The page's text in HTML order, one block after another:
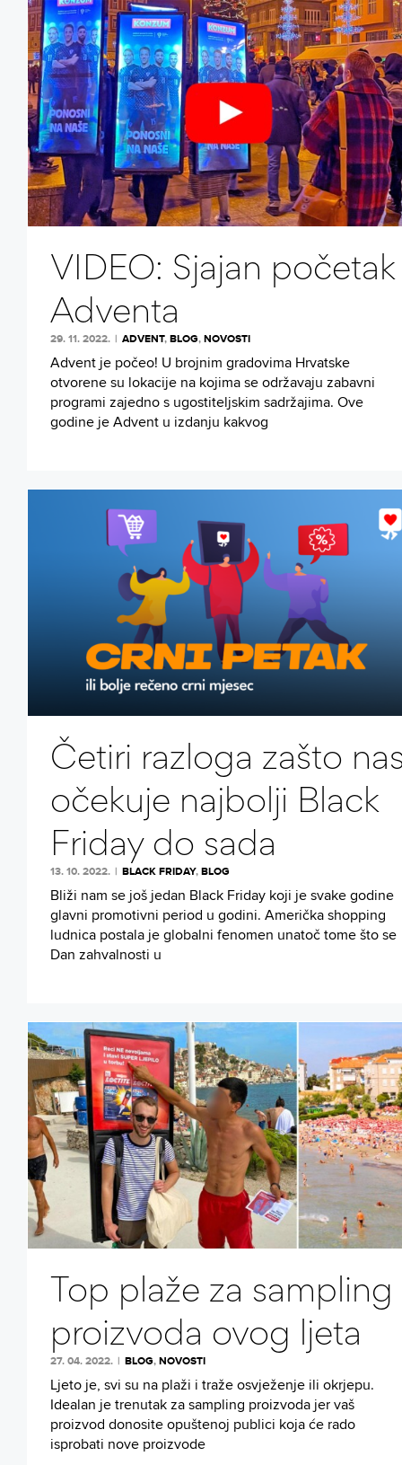
VIDEO: Sjajan početak
Adventa
29. 11. 2022. | ADVENT, BLOG, NOVOSTI
Advent je počeo! U brojnim gradovima Hrvatske
otvorene su lokacije na kojima se održavaju zabavni
programi zajedno s ugostiteljskim sadržajima. Ove
godine je Advent u izdanju kakvog
Četiri razloga zašto
očekuje najbolji Black
Friday do sada
13. 10. 2022. | BLACK FRIDAY, BLOG
Bliži nam se još jedan Black Friday koji je svake godine
glavni promotivni period u godini. Američka shopping
ludnica postala je globalni fenomen unatoč tome što se
Dan zahvalnosti u
Top plaže za sampling
proizvoda ovog ljeta
27. 04. 2022. | BLOG, NOVOSTI
Ljeto je, svi su na plaži i traže osvježenje ili okrjepu.
Idealan je trenutak za sampling proizvoda jer vaš
proizvod donosite opuštenoj publici koja će rado
isprobati nove proizvode